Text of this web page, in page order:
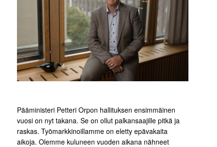
Pääministeri Petteri Orpon hallituksen ensimmäinen
vuosi on nyt takana. Se on ollut palkansaajille pitkä ja
raskas. Työmarkkinoillamme on eletty epävakaita
aikoja. Olemme kuluneen vuoden aikana nähneet